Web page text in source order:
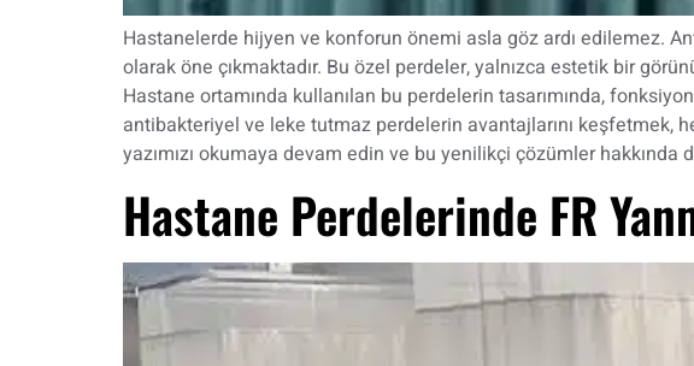
Hastanelerde hijyen ve konforun önemi asla göz ardı edilemez.
olarak öne çıkmaktadır. Bu özel perdeler, yalnızca estetik bir
Hastane ortamında kullanılan bu perdelerin tasarımında,
antibakteriyel ve leke tutmaz perdelerin avantajlarını keşfetmek,
yazımızı okumaya devam edin ve bu yenilikçi çözümler hakkında
Hastane Perdelerinde FR